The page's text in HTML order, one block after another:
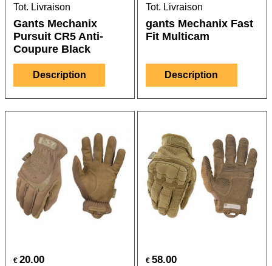
Tot. Livraison
Gants Mechanix
Pursuit CR5 Anti-
Coupure Black
Description
Tot. Livraison
gants Mechanix Fast
Fit Multicam
Description
€ 20.00 € 58.00